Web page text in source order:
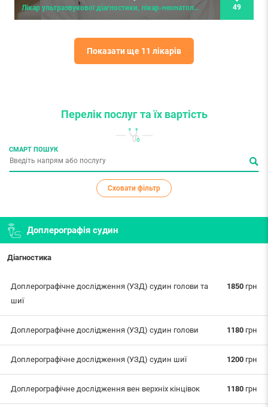
49
Лікар ультразвукової діагностики, лікар-неонатолог першої категорії
Показати ще 11 лікарів
Перелік послугта їх вартість
СМАРТ ПОШУК
Сховати фільтр
Доплерографія судин
Діагностика
1850 грн
Доплерографічне дослідження (УЗД) судин голови та
шиї
1180 грн
Доплерографічне дослідження (УЗД) судин голови
1200 грн
Доплерографічне дослідження (УЗД) судин шиї
1180 грн
Доплерографічне дослідження вен верхніх кінцівок